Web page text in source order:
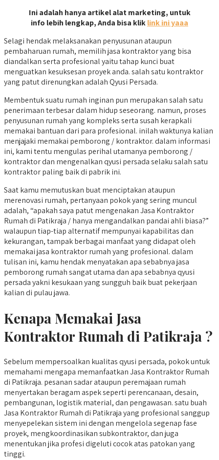
Ini adalah hanya artikel alat marketing, untuk
info lebih lengkap, Anda bisa kliklink ini yaaa
Selagi hendak melaksanakan penyusunan ataupun
pembaharuan rumah, memilih jasa kontraktor yang bisa
diandalkan serta profesional yaitu tahap kunci buat
menguatkan kesuksesan proyek anda. salah satu kontraktor
yang patut direnungkan adalah Qyusi Persada.
Membentuk suatu rumah inginan pun merupakan salah satu
penerimaan terbesar dalam hidup seseorang. namun, proses
penyusunan rumah yang kompleks serta susah kerapkali
memakai bantuan dari para profesional. inilah waktunya kalian
menjajaki memakai pemborong / kontraktor. dalam informasi
ini, kami tentu mengulas perihal utamanya pemborong /
kontraktor dan mengenalkan qyusi persada selaku salah satu
kontraktor paling baik di pabrik ini.
Saat kamu memutuskan buat menciptakan ataupun
merenovasi rumah, pertanyaan pokok yang sering muncul
adalah, “apakah saya patut mengenakan Jasa Kontraktor
Rumah di Patikraja / hanya mengandalkan pandai ahli biasa?”
walaupun tiap-tiap alternatif mempunyai kapabilitas dan
kekurangan, tampak berbagai manfaat yang didapat oleh
memakai jasa kontraktor rumah yang profesional. dalam
tulisan ini, kamu hendak menyatakan apa sebabnya jasa
pemborong rumah sangat utama dan apa sebabnya qyusi
persada yakni kesukaan yang sungguh baik buat pekerjaan
kalian di pulau jawa.
Kenapa Memakai Jasa
Kontraktor Rumah di Patikraja ?
Sebelum mempersoalkan kualitas qyusi persada, pokok untuk
memahami mengapa memanfaatkan Jasa Kontraktor Rumah
di Patikraja. pesanan sadar ataupun peremajaan rumah
menyertakan beragam aspek seperti perencanaan, desain,
pembangunan, logistik material, dan pengawasan. satu buah
Jasa Kontraktor Rumah di Patikraja yang profesional sanggup
menyepelekan sistem ini dengan mengelola segenap fase
proyek, mengkoordinasikan subkontraktor, dan juga
menentukan jika profesi digeluti cocok atas patokan yang
tinggi.